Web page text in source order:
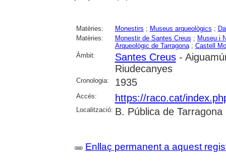
Matèries: Monestirs ; Museus arqueològics ;
Matèries:
Monestir de Santes Creus ; Museu i
Arqueològic de Tarragona; Castell
Àmbit:
Santes Creus-
Riudecanyes
Cronologia: 1935
Accés: https://raco.cat/
Localització: B. Pública de Tarragona
Enllaç permanent a aquest